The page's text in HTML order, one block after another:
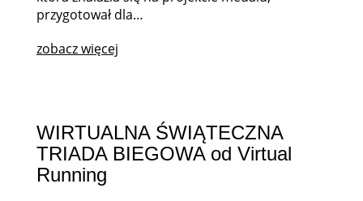
przygotował dla…
zobacz więcej
WIRTUALNA ŚWIĄTECZNA
TRIADA BIEGOWA od Virtual
Running